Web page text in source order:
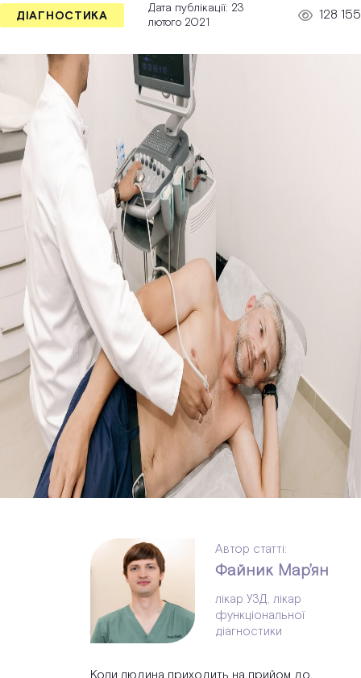
ДІАГНОСТИКА
Дата публікації: 23
лютого 2021
128 155
Автор статті:
Файник Мар’ян
лікар УЗД, лікар
функціональної
діагностики